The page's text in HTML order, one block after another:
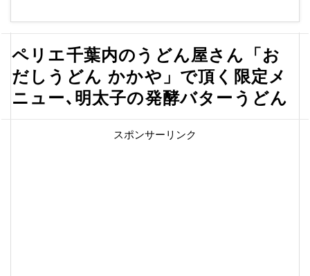
ペリエ千葉内のうどん屋さん「お
だしうどん かかや」で頂く限定メ
ニュー､明太子の発酵バターうどん
スポンサーリンク